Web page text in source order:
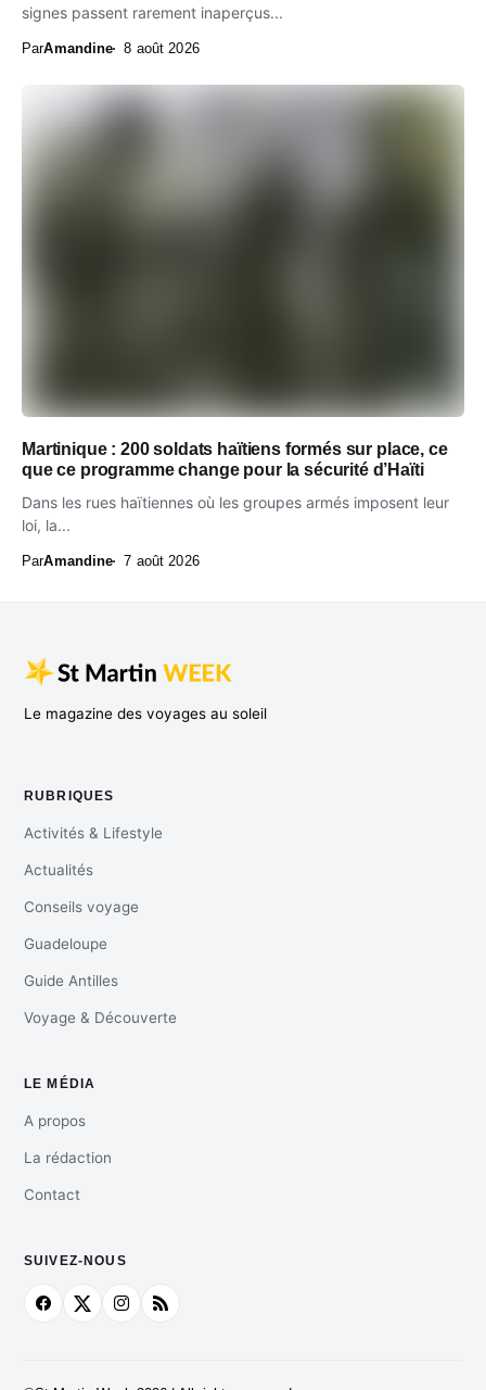
signes passent rarement inaperçus...
ParAmandine 8 août 2026
Martinique : 200 soldats haïtiens formés sur place, ce
que ce programme change pour la sécurité d’Haïti
Dans les rues haïtiennes où les groupes armés imposent leur
loi, la...
ParAmandine 7 août 2026
Le magazine des voyages au soleil
RUBRIQUES
Activités & Lifestyle
Actualités
Conseils voyage
Guadeloupe
Guide Antilles
Voyage & Découverte
LE MÉDIA
A propos
La rédaction
Contact
SUIVEZ-NOUS